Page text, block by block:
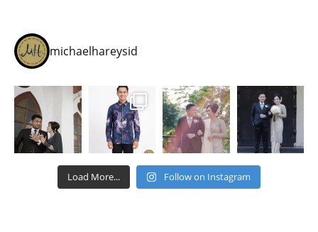
michaelhareysid
Load More... Follow on Instagram